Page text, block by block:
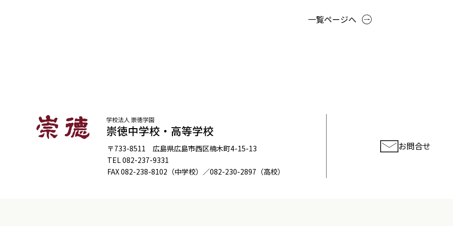
一覧ページへ
〒733-8511 広島県広島市西区楠木町4-15-13
TEL 082-237-9331
FAX082-238-8102 （中学校）／082-230-2897 （高校）
お問合せ